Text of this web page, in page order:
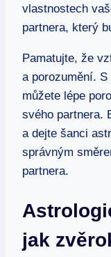
vlastnostech
partnera, který
Pamatujte,​ že⁤
‍a porozumění.
můžete lépe
svého‌ partnera.
a dejte šanci
správným
partnera.
jak